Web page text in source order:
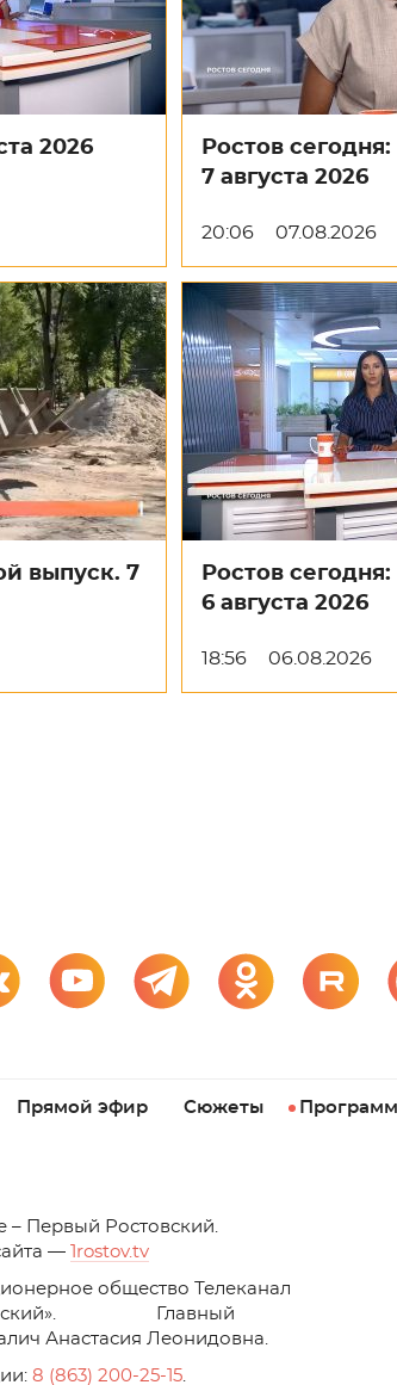
2026
Ростов
7 августа 2026
20:06 07.08.2026
выпуск. 7
Ростов
6 августа 2026
18:56 06.08.2026
Прямой эфир Сюжеты
– Первый Ростовский.
—
1rostov.tv
общество Телеканал
Главный
Анастасия Леонидовна.
8 (863) 200-25-15.